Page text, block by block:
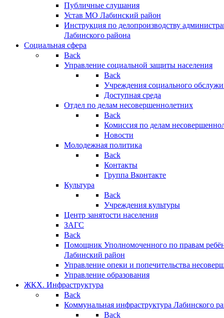
Публичные слушания
Устав МО Лабинский район
Инструкция по делопроизводству
Лабинского района
Социальная сфера
Back
Управление социальной защиты населения
Back
Учреждения социального
Доступная среда
Отдел по делам несовершеннолетних
Back
Комиссия по делам
Новости
Молодежная политика
Back
Контакты
Группа Вконтакте
Культура
Back
Учреждения культуры
Центр занятости населения
ЗАГС
Back
Помощник Уполномоченного по правам
Лабинский район
Управление опеки и попечительства
Управление образования
ЖКХ. Инфраструктура
Back
Коммунальная инфраструктура Лабинского
Back